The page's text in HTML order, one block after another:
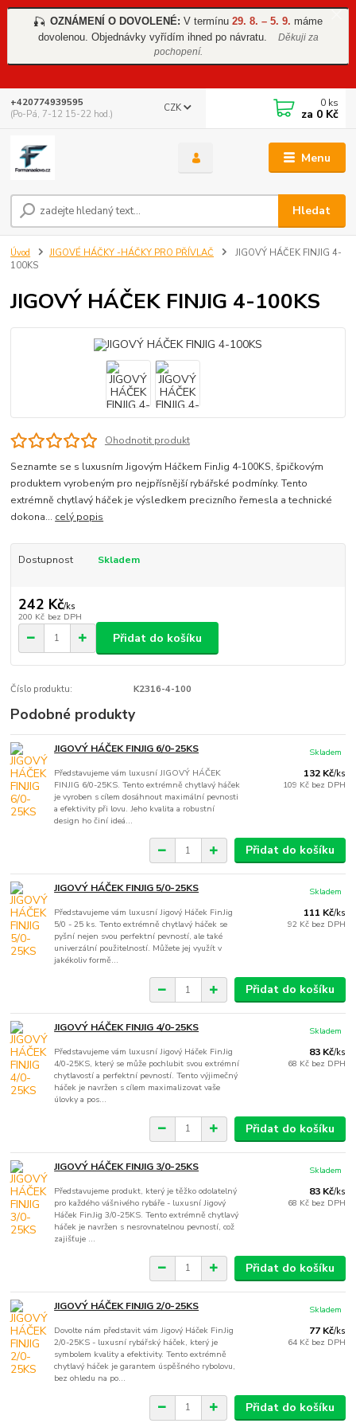
🎣 OZNÁMENÍ O DOVOLENÉ: V termínu 29. 8. – 5. 9. máme
dovolenou. Objednávky vyřídím ihned po návratu.
Děkuji za
pochopení.
Menu
CZK
Hledat
+420774939595
(Po-Pá, 7-12 15-22 hod.)
0 ks
za 0 Kč
Úvod JIGOVÉ HÁČKY -HÁČKY PRO PŘÍVLAČ
JIGOVÝ HÁČEK FINJIG 4-
100KS
JIGOVÝ HÁČEK FINJIG 4-100KS
Ohodnotit produkt
Seznamte se s luxusním Jigovým Háčkem FinJig 4-100KS, špičkovým
produktem vyrobeným pro nejpřísnější rybářské podmínky. Tento
extrémně chytlavý háček je výsledkem precizního řemesla a technické
dokona... celý popis
Dostupnost Skladem
242 Kč/ks
200 Kč bez DPH
Přidat do košíku
Číslo produktu: K2316-4-100
Podobné produkty
JIGOVÝ HÁČEK FINJIG 6/0-25KS
Představujeme vám luxusní JIGOVÝ HÁČEK
FINJIG 6/0-25KS. Tento extrémně chytlavý háček
je vyroben s cílem dosáhnout maximální pevnosti
a efektivity při lovu. Jeho kvalita a robustní
design ho činí ideá...
132 Kč/ks
109 Kč bez DPH
Skladem
Přidat do košíku
JIGOVÝ HÁČEK FINJIG 5/0-25KS
Představujeme vám luxusní Jigový Háček FinJig
5/0 - 25 ks. Tento extrémně chytlavý háček se
pyšní nejen svou perfektní pevností, ale také
univerzální použitelností. Můžete jej využít v
jakékoliv formě...
111 Kč/ks
92 Kč bez DPH
Skladem
Přidat do košíku
JIGOVÝ HÁČEK FINJIG 4/0-25KS
Představujeme vám luxusní Jigový Háček FinJig
4/0-25KS, který se může pochlubit svou extrémní
chytlavostí a perfektní pevností. Tento výjimečný
háček je navržen s cílem maximalizovat vaše
úlovky a pos...
83 Kč/ks
68 Kč bez DPH
Skladem
Přidat do košíku
JIGOVÝ HÁČEK FINJIG 3/0-25KS
Představujeme produkt, který je těžko odolatelný
pro každého vášnivého rybáře - luxusní Jigový
Háček FinJig 3/0-25KS. Tento extrémně chytlavý
háček je navržen s nesrovnatelnou pevností, což
zajišťuje ...
83 Kč/ks
68 Kč bez DPH
Skladem
Přidat do košíku
JIGOVÝ HÁČEK FINJIG 2/0-25KS
Dovolte nám představit vám Jigový Háček FinJig
2/0-25KS - luxusní rybářský háček, který je
symbolem kvality a efektivity. Tento extrémně
chytlavý háček je garantem úspěšného rybolovu,
bez ohledu na po...
77 Kč/ks
64 Kč bez DPH
Skladem
Přidat do košíku